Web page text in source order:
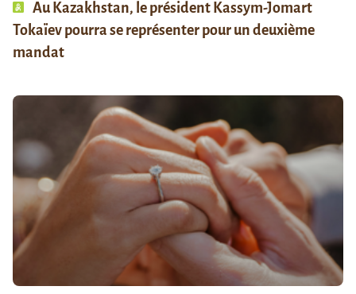
Au Kazakhstan, le président Kassym-Jomart
Tokaïev pourra se représenter pour un deuxième
mandat